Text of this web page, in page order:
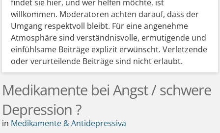
findet sie hier, und wer helfen möchte, ist
willkommen. Moderatoren achten darauf, dass der
Umgang respektvoll bleibt. Für eine angenehme
Atmosphäre sind verständnisvolle, ermutigende und
einfühlsame Beiträge explizit erwünscht. Verletzende
oder verurteilende Beiträge sind nicht erlaubt.
Medikamente bei Angst / schwere
Depression ?
in Medikamente & Antidepressiva